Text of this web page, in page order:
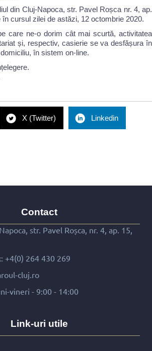
din Cluj-Napoca, str. Pavel Roșca nr. 4, ap.
cursul zilei de astăzi, 12 octombrie 2020.
care ne-o dorim cât mai scurtă, activitatea
și, respectiv, casierie se va desfășura în
în sistem on-line.
X (Twitter) Linkedin
Contact
str. Pavel Roșca, nr. 4, ap. 15,
+4(0) 264 430 269
cluj.ro
vineri - 9:00 - 14:00
Link-uri utile